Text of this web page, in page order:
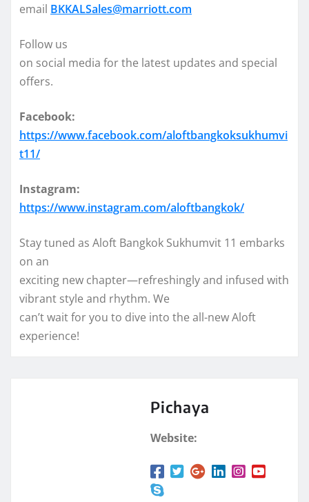
email BKKALSales@marriott.com
Follow us
on social media for the latest updates and special
offers.
Facebook:
https://www.facebook.com/aloftbangkoksukhumvi
t11/
Instagram:
https://www.instagram.com/aloftbangkok/
Stay tuned as Aloft Bangkok Sukhumvit 11 embarks
on an
exciting new chapter—refreshingly and infused with
vibrant style and rhythm. We
can’t wait for you to dive into the all-new Aloft
experience!
Pichaya
Website: